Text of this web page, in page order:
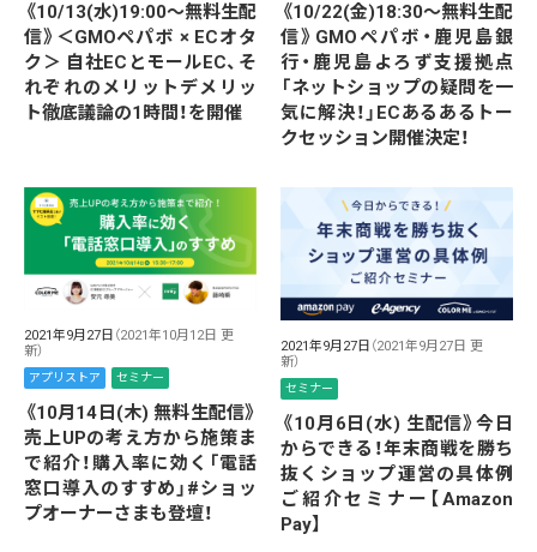
《10/13(水)19:00～無料生配
信》＜GMOペパボ × ECオタ
ク＞ 自社ECとモールEC、そ
れぞれのメリットデメリッ
ト徹底議論の1時間！を開催
《10/22(金)18:30～無料生配
信》GMOペパボ・鹿児島銀
行・鹿児島よろず支援拠点
「ネットショップの疑問を一
気に解決！」ECあるあるトー
クセッション開催決定！
2021年9月27日 （2021年10月12日 更
新）
アプリストア セミナー
《10月14日(木) 無料生配信》
売上UPの考え方から施策ま
で紹介！購入率に効く「電話
窓口導入のすすめ」#ショッ
プオーナーさまも登壇！
2021年9月27日 （2021年9月27日 更
新）
セミナー
《10月6日(水) 生配信》今日
からできる！年末商戦を勝ち
抜くショップ運営の具体例
ご紹介セミナー【Amazon
Pay】